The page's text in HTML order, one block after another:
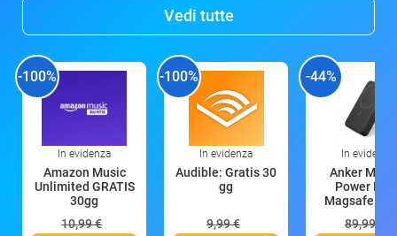
Vedi tutte
-100%
In evidenza
Amazon Music
Unlimited GRATIS
30gg
10,99 €
-100%
In evidenza
Audible: Gratis 30
gg
9,99 €
-44%
In evidenza
Anker
Power
Magsafe
89,99 €